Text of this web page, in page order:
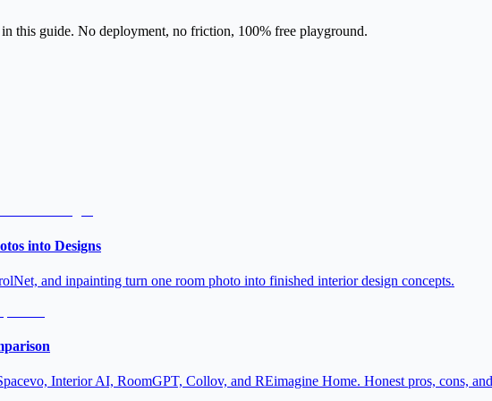
this guide. No deployment, no friction, 100% free playground.
into Designs
and inpainting turn one room photo into finished interior design concepts.
Interior AI, RoomGPT, Collov, and REimagine Home. Honest pros, cons,